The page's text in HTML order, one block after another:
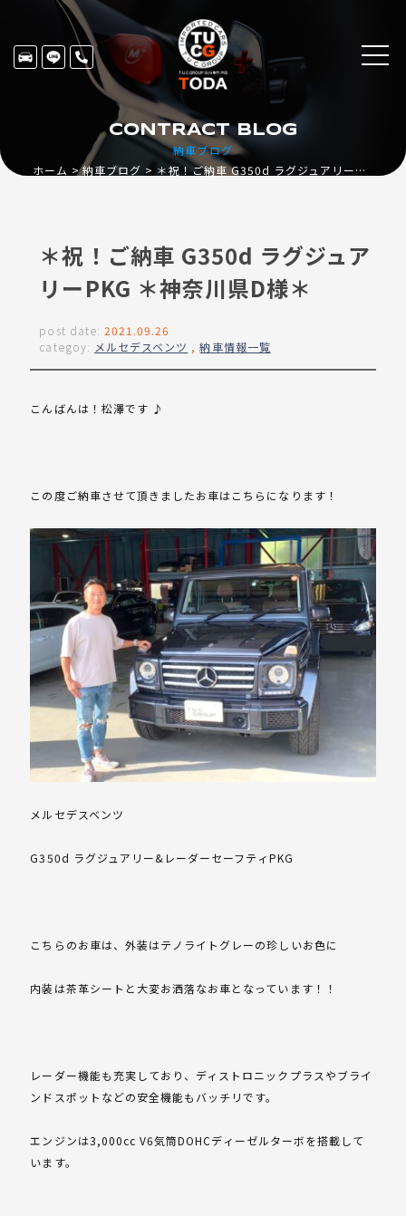
納車ブログ
CONTRACT BLOG
ホーム 納車ブログ ＊祝！ご納車 G350d ラグジュアリーPKG ＊神奈川県D様＊
＊祝！ご納車 G350d ラグジュア
リーPKG ＊神奈川県D様＊
post date: 2021.09.26
categoy: メルセデスベンツ ,納車情報一覧
こんばんは！松澤です ♪
この度ご納車させて頂きましたお車はこちらになります！
メルセデスベンツ
G350d ラグジュアリー&レーダーセーフティPKG
こちらのお車は、外装はテノライトグレーの珍しいお色に
内装は茶革シートと大変お洒落なお車となっています！！
レーダー機能も充実しており、ディストロニックプラスやブライ
ンドスポットなどの安全機能もバッチリです。
エンジンは3,000cc V6気筒DOHCディーゼルターボを搭載して
います。